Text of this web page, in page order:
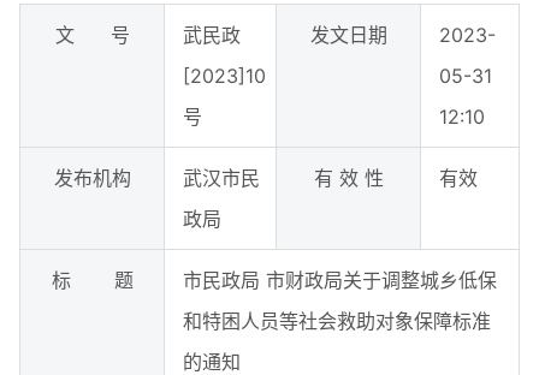
文 号
武民政
[2023]10
号
发文日期
2023-
05-31
12:10
发布机构
武汉市民
政局
有 效 性 有效
标 题
市民政局 市财政局关于调整城乡低保
和特困人员等社会救助对象保障标准
的通知